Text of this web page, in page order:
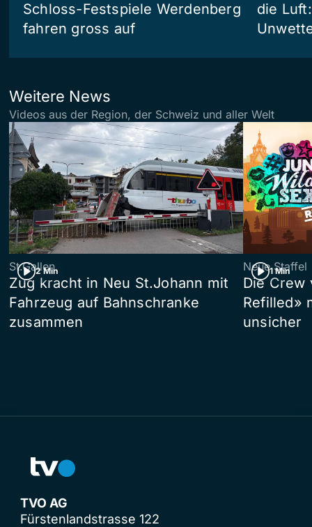
Schloss-Festspiele Werdenberg
fahren gross auf
die
Weitere News
Videos aus der Region, der Schweiz und aller Welt
2 Min
St.Gallen
Zug kracht in Neu St.Johann mit
Fahrzeug auf Bahnschranke
zusammen
1 Min
Neue Staffel
Die Crew
Refilled»
unsicher
TVO AG
Fürstenlandstrasse 122